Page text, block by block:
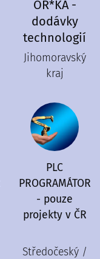
OR*KA -
dodávky
technologií
Jihomoravský
kraj
PLC
PROGRAMÁTOR
- pouze
projekty v ČR
Středočeský /